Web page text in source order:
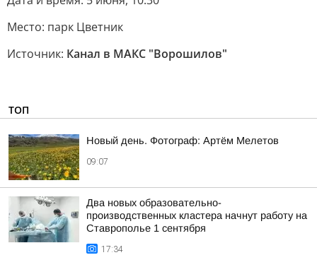
Место: парк Цветник
Источник: Канал в МАКС "Ворошилов"
ТОП
Новый день. Фотограф: Артём Мелетов
09:07
Два новых образовательно-
производственных кластера начнут работу на
Ставрополье 1 сентября
17:34